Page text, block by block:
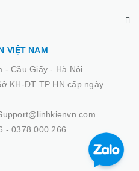
VIỆT NAM
- Cầu Giấy - Hà Nội
KH-ĐT TP HN cấp ngày
- 0378.000.266